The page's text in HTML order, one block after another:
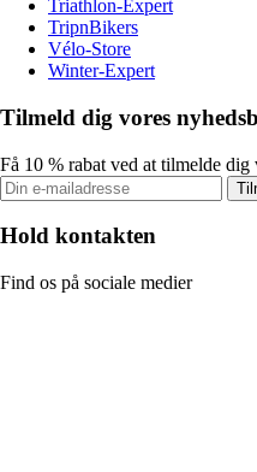
Triathlon-Expert
TripnBikers
Vélo-Store
Winter-Expert
Tilmeld dig vores
Få 10 % rabat ved at tilmelde dig
Hold kontakten
Find os på sociale medier